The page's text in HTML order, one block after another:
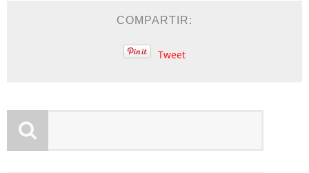
COMPARTIR:
Tweet